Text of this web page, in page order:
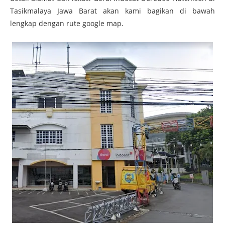
Tasikmalaya Jawa Barat akan kami bagikan di bawah
lengkap dengan rute google map.